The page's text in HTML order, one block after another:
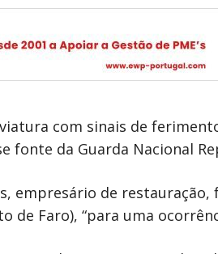
com sinais de
da Guarda Nacional
empresário de
Faro), “para uma